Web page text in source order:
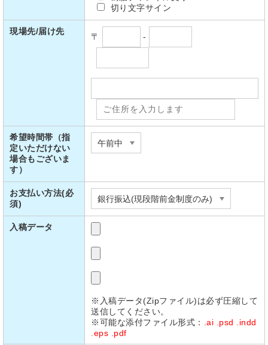
切り文字サイン
現場先/届け先
〒 -
希望時間帯（指
定いただけない
場合もございま
す）
お支払い方法(必
須)
入稿データ
※入稿データ(Zipファイル)は必ず圧縮して
送信してください。
※可能な添付ファイル形式：
.ai .psd .indd
.eps .pdf